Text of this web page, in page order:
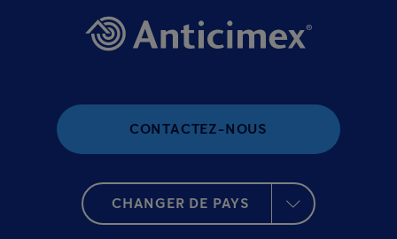
CONTACTEZ-NOUS
CHANGER DE PAYS